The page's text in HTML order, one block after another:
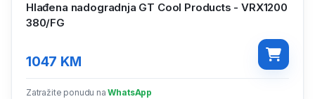
Hlađena nadogradnja GT Cool Products - VRX1200
380/FG
1047 KM
Zatražite ponudu na WhatsApp